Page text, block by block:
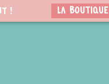
! LA BOUTIQUE